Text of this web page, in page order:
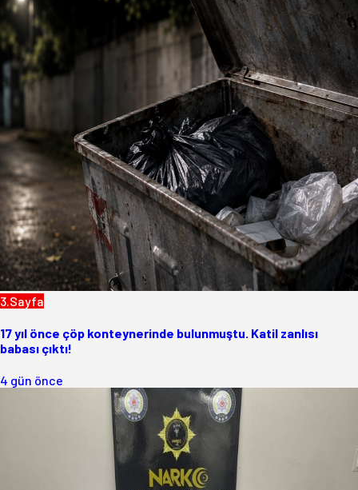
3.Sayfa
17 yıl önce çöp konteynerinde bulunmuştu. Katil zanlısı
babası çıktı!
4 gün önce